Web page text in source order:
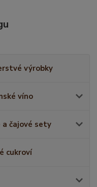
výrobky
víno
a čajové sety
cukroví